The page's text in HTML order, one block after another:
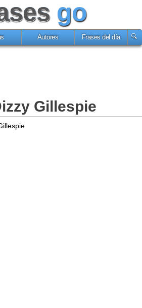
go
Autores Frases del día
Gillespie